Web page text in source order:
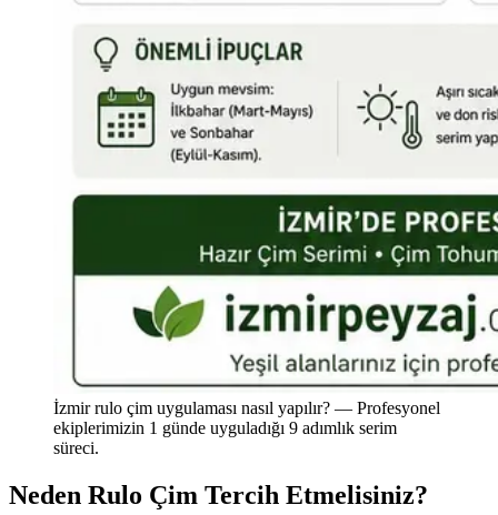
İzmir rulo çim uygulaması nasıl yapılır? — Profesyonel
ekiplerimizin 1 günde uyguladığı 9 adımlık serim
süreci.
Neden Rulo Çim Tercih Etmelisiniz?